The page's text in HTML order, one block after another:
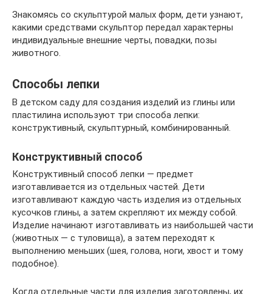
Знакомясь со скульптурой малых форм, дети узнают,
какими средствами скульптор передал характерны
индивидуальные внешние черты, повадки, позы
животного.
Способы лепки
В детском саду для создания изделий из глины или
пластилина используют три способа лепки:
конструктивный, скульптурный, комбинированный.
Конструктивный способ
Конструктивный способ лепки — предмет
изготавливается из отдельных частей. Дети
изготавливают каждую часть изделия из отдельных
кусочков глины, а затем скрепляют их между собой.
Изделие начинают изготавливать из наибольшей части
(животных — с туловища), а затем переходят к
выполнению меньших (шея, голова, ноги, хвост и тому
подобное).
Когда отдельные части для изделия заготовлены, их